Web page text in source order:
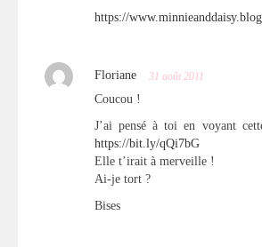
https://
Floriane 31 août 2011
Coucou !
J’ai pensé à toi en voyant
https://bit.ly/qQi7bG
Elle t’irait à merveille !
Ai-je tort ?
Bises